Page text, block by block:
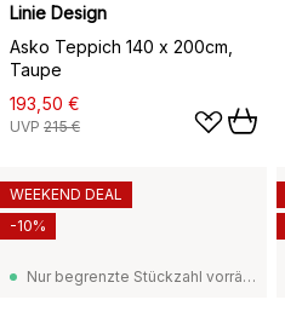
Linie Design
Asko Teppich 140 x 200cm,
Taupe
193,50 €
UVP 215 €
Nur begrenzte Stückzahl vorrätig
WEEKEND DEAL
-10%